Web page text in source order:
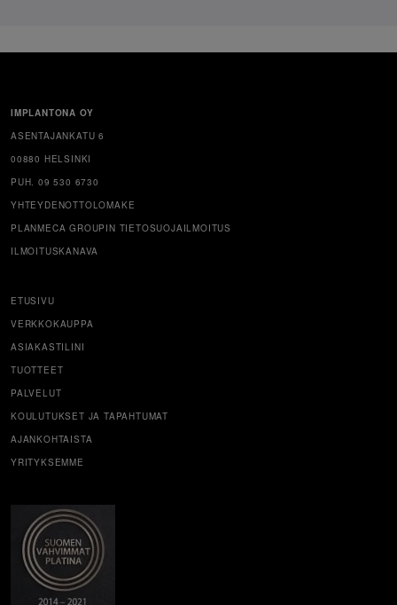
IMPLANTONA OY
ASENTAJANKATU 6
00880 HELSINKI
PUH. 09 530 6730
YHTEYDENOTTOLOMAKE
PLANMECA GROUPIN TIETOSUOJAILMOITUS
ILMOITUSKANAVA
ETUSIVU
VERKKOKAUPPA
ASIAKASTILINI
TUOTTEET
PALVELUT
KOULUTUKSET JA TAPAHTUMAT
AJANKOHTAISTA
YRITYKSEMME